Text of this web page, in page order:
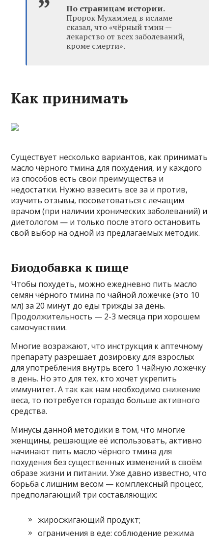
По страницам истории.
Пророк Мухаммед в исламе
сказал, что «чёрный тмин —
лекарство от всех заболеваний,
кроме смерти».
Как принимать
Существует несколько вариантов, как принимать
масло чёрного тмина для похудения, и у каждого
из способов есть свои преимущества и
недостатки. Нужно взвесить все за и против,
изучить отзывы, посоветоваться с лечащим
врачом (при наличии хронических заболеваний) и
диетологом — и только после этого остановить
свой выбор на одной из предлагаемых методик.
Биодобавка к пище
Чтобы похудеть, можно ежедневно пить масло
семян чёрного тмина по чайной ложечке (это 10
мл) за 20 минут до еды трижды за день.
Продолжительность — 2-3 месяца при хорошем
самочувствии.
Многие возражают, что инструкция к аптечному
препарату разрешает дозировку для взрослых
для употребления внутрь всего 1 чайную ложечку
в день. Но это для тех, кто хочет укрепить
иммунитет. А так как нам необходимо снижение
веса, то потребуется гораздо больше активного
средства.
Минусы данной методики в том, что многие
женщины, решающие её использовать, активно
начинают пить масло чёрного тмина для
похудения без существенных изменений в своём
образе жизни и питании. Уже давно известно, что
борьба с лишним весом — комплексный процесс,
предполагающий три составляющих:
жиросжигающий продукт;
ограничения в еде: соблюдение режима